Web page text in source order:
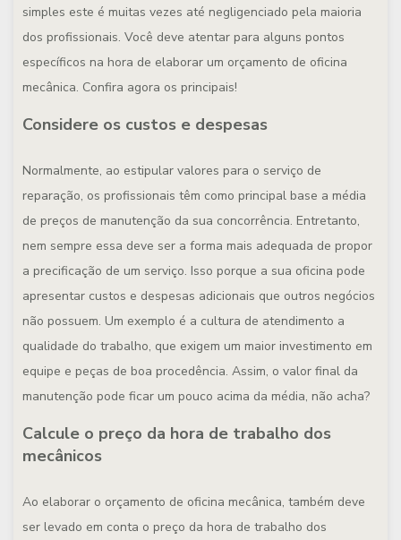
simples este é muitas vezes até negligenciado pela maioria
dos profissionais. Você deve atentar para alguns pontos
específicos na hora de elaborar um orçamento de oficina
mecânica. Confira agora os principais!
Considere os custos e despesas
Normalmente, ao estipular valores para o serviço de
reparação, os profissionais têm como principal base a média
de preços de manutenção da sua concorrência. Entretanto,
nem sempre essa deve ser a forma mais adequada de propor
a precificação de um serviço. Isso porque a sua oficina pode
apresentar custos e despesas adicionais que outros negócios
não possuem. Um exemplo é a cultura de atendimento a
qualidade do trabalho, que exigem um maior investimento em
equipe e peças de boa procedência. Assim, o valor final da
manutenção pode ficar um pouco acima da média, não acha?
Calcule o preço da hora de trabalho dos
mecânicos
Ao elaborar o orçamento de oficina mecânica, também deve
ser levado em conta o preço da hora de trabalho dos